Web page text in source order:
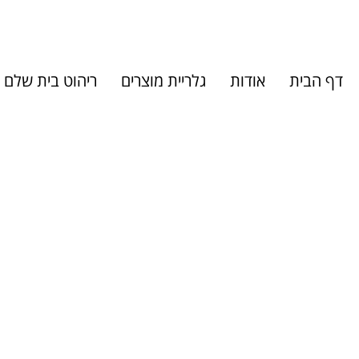
דף הבית אודות גלריית מוצרים ריהוט בית שלם